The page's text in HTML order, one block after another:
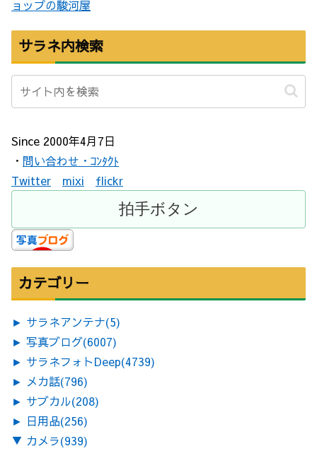
サラネ内検索
Since 2000年4月7日
・ 問い合わせ・ｺﾝﾀｸﾄ
Twitter
mixi flickr
カテゴリー
► サラネアンテナ(5)
► 写真ブログ(6007)
► サラネフォトDeep(4739)
► メカ話(796)
► サブカル(208)
► 日用品(256)
▼ カメラ(939)